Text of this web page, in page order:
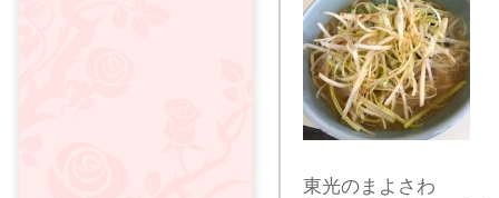
東光のまよさわ